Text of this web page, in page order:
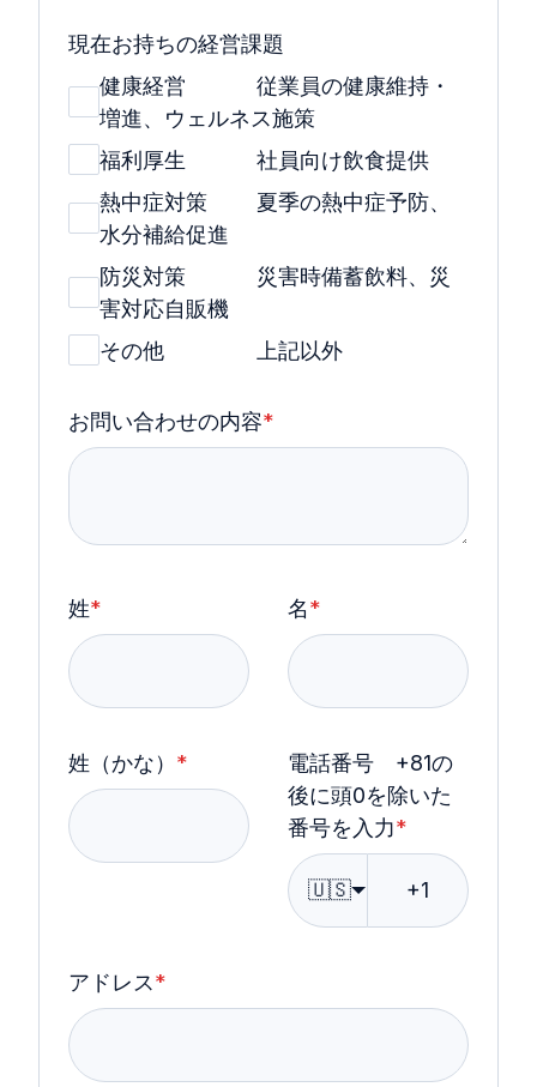
現在お持ちの経営課題
健康経営 従業員の健康維持・
増進、ウェルネス施策
福利厚生 社員向け飲食提供
熱中症対策 夏季の熱中症予防、
水分補給促進
防災対策 災害時備蓄飲料、災
害対応自販機
その他 上記以外
お問い合わせの内容*
姓* 名*
姓（かな） *
電話番号 +81の
後に頭0を除いた
番号を入力*
🇺🇸
アドレス*